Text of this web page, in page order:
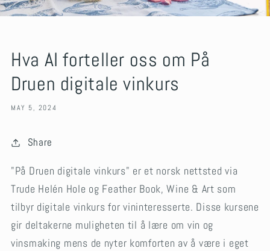
Hva AI forteller oss om På
Druen digitale vinkurs
MAY 5, 2024
Share
"På Druen digitale vinkurs" er et norsk nettsted via
Trude Helén Hole og Feather Book, Wine & Art som
tilbyr digitale vinkurs for vininteresserte. Disse kursene
gir deltakerne muligheten til å lære om vin og
vinsmaking mens de nyter komforten av å være i eget